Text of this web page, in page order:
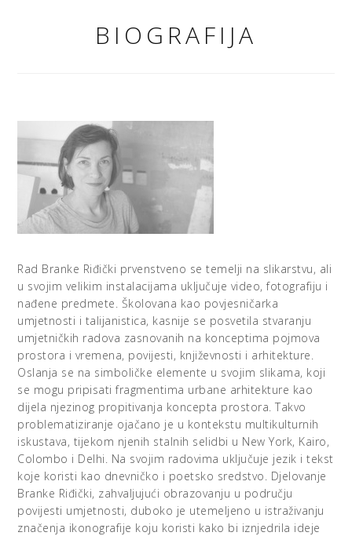
BIOGRAFIJA
Rad Branke Riđički prvenstveno se temelji na slikarstvu, ali
u svojim velikim instalacijama uključuje video, fotografiju i
nađene predmete. Školovana kao povjesničarka
umjetnosti i talijanistica, kasnije se posvetila stvaranju
umjetničkih radova zasnovanih na konceptima pojmova
prostora i vremena, povijesti, književnosti i arhitekture.
Oslanja se na simboličke elemente u svojim slikama, koji
se mogu pripisati fragmentima urbane arhitekture kao
dijela njezinog propitivanja koncepta prostora. Takvo
problematiziranje ojačano je u kontekstu multikulturnih
iskustava, tijekom njenih stalnih selidbi u New York, Kairo,
Colombo i Delhi. Na svojim radovima uključuje jezik i tekst
koje koristi kao dnevničko i poetsko sredstvo. Djelovanje
Branke Riđički, zahvaljujući obrazovanju u području
povijesti umjetnosti, duboko je utemeljeno u istraživanju
značenja ikonografije koju koristi kako bi iznjedrila ideje